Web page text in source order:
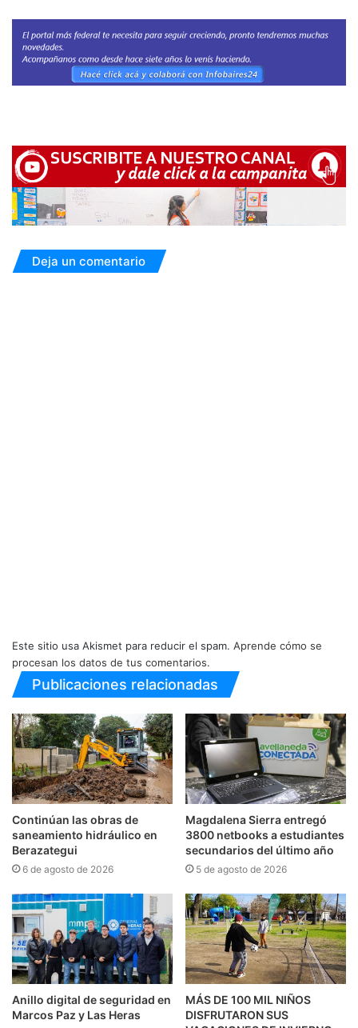
Deja un comentario
Este sitio usa Akismet para reducir el spam. Aprende cómo se
procesan los datos de tus comentarios.
Publicaciones relacionadas
Continúan las obras de
saneamiento hidráulico en
Berazategui
6 de agosto de 2026
Magdalena Sierra entregó
3800 netbooks a estudiantes
secundarios del último año
5 de agosto de 2026
Anillo digital de seguridad en
Marcos Paz y Las Heras
MÁS DE 100 MIL NIÑOS
DISFRUTARON SUS